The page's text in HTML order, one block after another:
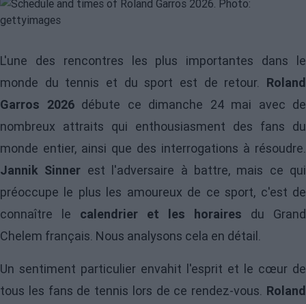
L'une des rencontres les plus importantes dans le
monde du tennis et du sport est de retour. Roland
Garros 2026débute ce dimanche 24 mai avec de
nombreux attraits qui enthousiasment des fans du
monde entier, ainsi que des interrogations à résoudre.
Jannik Sinner est l'adversaire à battre, mais ce qui
préoccupe le plus les amoureux de ce sport, c'est de
connaître le calendrier et les horaires du Grand
Chelem français. Nous analysons cela en détail.
Un sentiment particulier envahit l'esprit et le cœur de
tous les fans de tennis lors de ce rendez-vous. Roland